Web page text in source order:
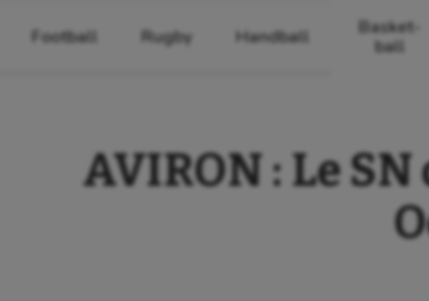
Football Rugby Handball
Basket-
ball
AVIRON : Le